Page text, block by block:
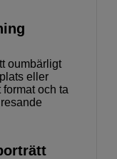
oumbärligt
eller
och ta